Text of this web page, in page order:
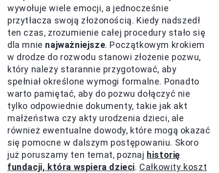
wywołuje wiele emocji, a jednocześnie
przytłacza swoją złożonością. Kiedy nadszedł
ten czas, zrozumienie całej procedury stało się
dla mnie najważniejsze. Początkowym krokiem
w drodze do rozwodu stanowi złożenie pozwu,
który należy starannie przygotować, aby
spełniał określone wymogi formalne. Ponadto
warto pamiętać, aby do pozwu dołączyć nie
tylko odpowiednie dokumenty, takie jak akt
małżeństwa czy akty urodzenia dzieci, ale
również ewentualne dowody, które mogą okazać
się pomocne w dalszym postępowaniu. Skoro
już poruszamy ten temat, poznaj historię
fundacji, która wspiera dzieci. Całkowity koszt